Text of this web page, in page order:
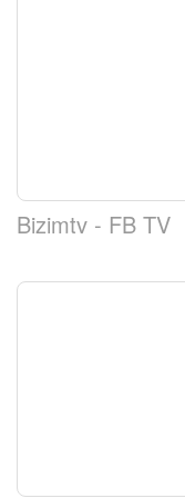
Bizimtv - FB TV